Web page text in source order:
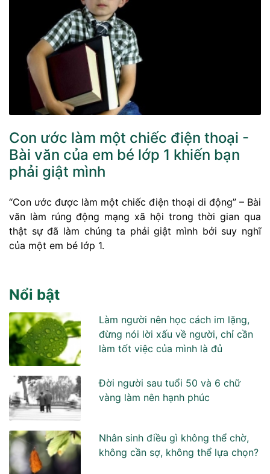
Con ước làm một chiếc điện thoại -
Bài văn của em bé lớp 1 khiến bạn
phải giật mình
“Con ước được làm một chiếc điện thoại di động” – Bài
văn làm rúng động mạng xã hội trong thời gian qua
thật sự đã làm chúng ta phải giật mình bởi suy nghĩ
của một em bé lớp 1.
Nổi bật
Làm người nên học cách im lặng,
đừng nói lời xấu về người, chỉ cần
làm tốt việc của mình là đủ
Đời người sau tuổi 50 và 6 chữ
vàng làm nên hạnh phúc
Nhân sinh điều gì không thể chờ,
không cần sợ, không thể lựa chọn?